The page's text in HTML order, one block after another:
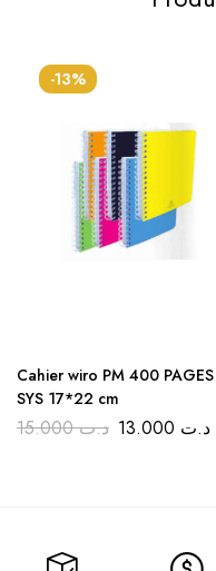
-13%
Cahier wiro PM 400 PAGES
SYS 17*22 cm
د.ت15.000 د.ت